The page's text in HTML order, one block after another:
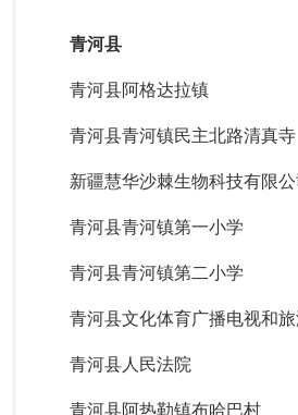
青河县
青河县阿格达拉镇
青河县青河镇民主北路清真寺
新疆慧华沙棘生物科技有限公
青河县青河镇第一小学
青河县青河镇第二小学
青河县文化体育广播电视和旅
青河县人民法院
青河县阿热勒镇布哈巴村